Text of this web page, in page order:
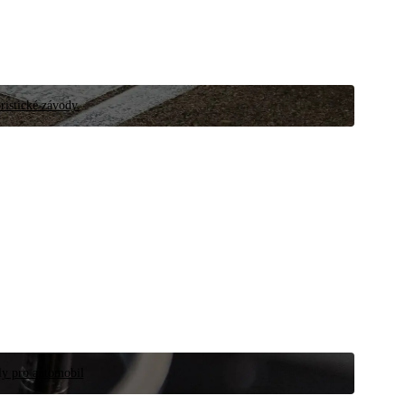
závody.
pro automobil